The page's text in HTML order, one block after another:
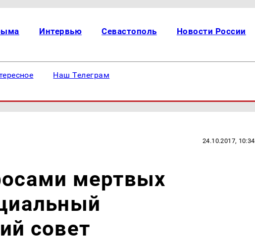
Интервью Севастополь Новости России
Наш Телеграм
24.10.2017, 10:34
мертвых
совет